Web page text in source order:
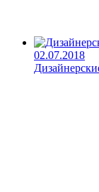
02.07.2018